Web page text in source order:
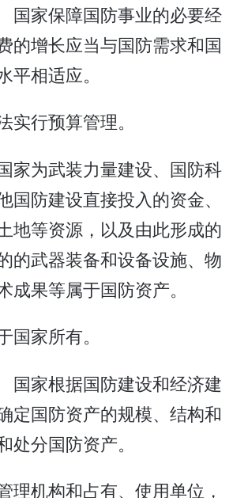
家保障国防事业的必要经
的增长应当与国防需求和国
平相适应。
实行预算管理。
为武装力量建设、国防科
国防建设直接投入的资金、
地等资源，以及由此形成的
的武器装备和设备设施、物
成果等属于国防资产。
国家所有。
家根据国防建设和经济建
定国防资产的规模、结构和
处分国防资产。
理机构和占有、使用单位，